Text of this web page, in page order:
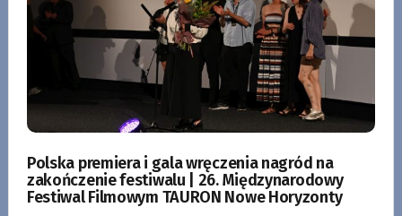
Polska premiera i gala wręczenia nagród na
zakończenie festiwalu | 26. Międzynarodowy
Festiwal Filmowym TAURON Nowe Horyzonty